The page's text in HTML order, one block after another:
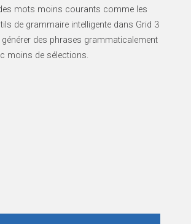
mots moins courants comme les
de grammaire intelligente dans Grid 3
des phrases grammaticalement
moins de sélections.